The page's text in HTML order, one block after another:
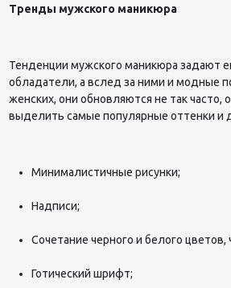
Тренды мужского маникюра
Тенденции мужского маникюра задают
обладатели, а вслед за ними и модные
женских, они обновляются не так часто,
выделить самые популярные оттенки и
Минималистичные рисунки;
Надписи;
Сочетание черного и белого цветов,
Готический шрифт;